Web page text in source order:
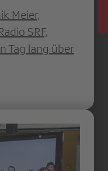
Meier,
SRF,
Tag lang über